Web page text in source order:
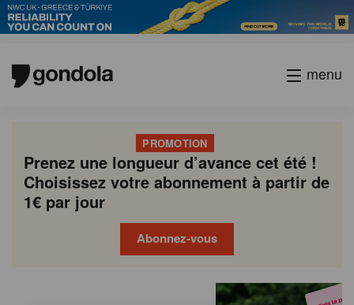
menu
PROMOTION
Prenez une longueur d’avance cet été !
Choisissez votre abonnement à partir de
1€ par jour
Abonnez-vous